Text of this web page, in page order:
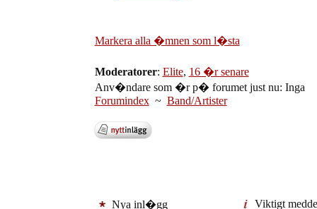
Markera alla �mnen som l�sta
Moderatorer: Elite, 16 �r senare
Anv�ndare som �r p� forumet just nu: Inga
Forumindex~ Band/Artister
Nya inl�gg
Viktigt